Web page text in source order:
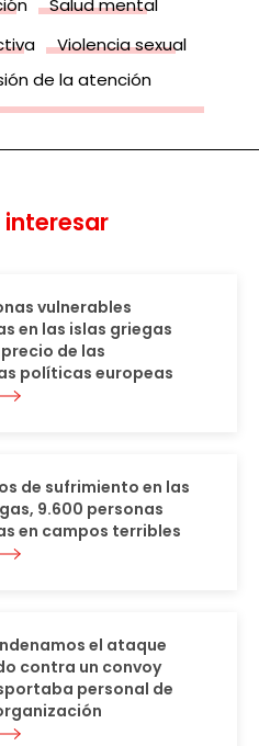
Violencia sexual
de la atención
vulnerables
en las islas griegas
de las
políticas europeas
de sufrimiento en las
9.600 personas
en campos terribles
el ataque
contra un convoy
personal de